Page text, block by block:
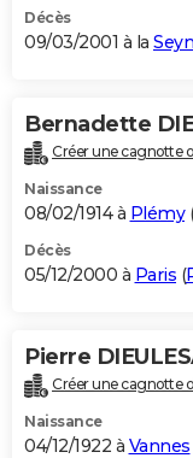
Décès
09/03/2001 à la
Bernadette
Créer une cagnotte
Naissance
08/02/1914 à Plémy(
Décès
05/12/2000 à Paris (
Pierre
Créer une cagnotte
Naissance
04/12/1922 à Vannes